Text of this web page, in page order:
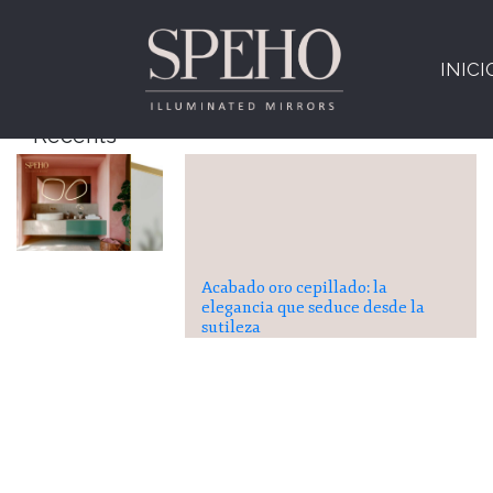
Parece que no hemos podido encontrar lo que
Recents
Acabado oro cepillado: la
elegancia que seduce desde la
sutileza